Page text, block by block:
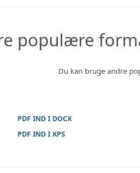
populære
Du kan bruge andre
PDF IND I DOCX
PDF IND I XPS